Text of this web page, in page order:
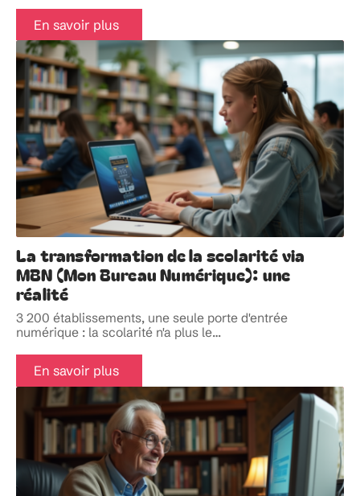
En savoir plus
La transformation de la scolarité via
MBN (Mon Bureau Numérique): une
réalité
3 200 établissements, une seule porte d'entrée
numérique : la scolarité n'a plus le…
En savoir plus